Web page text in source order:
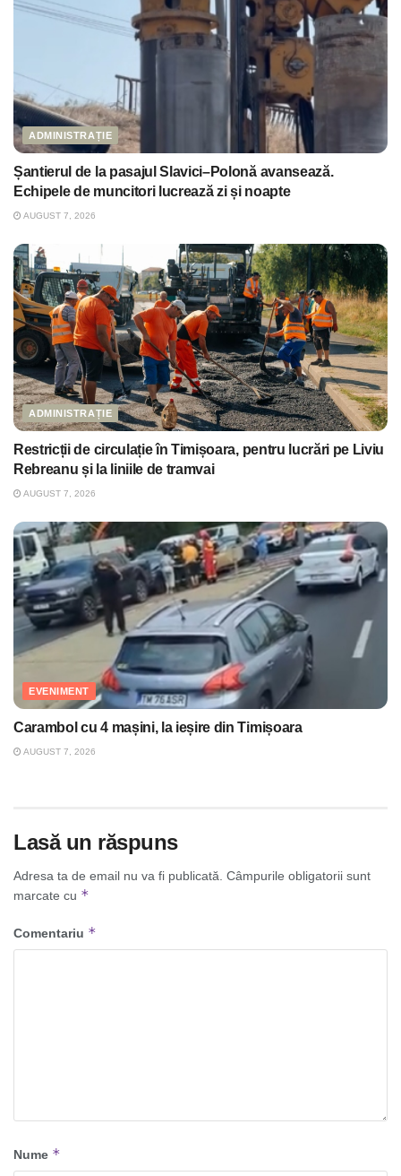
ADMINISTRAȚIE
Șantierul de la pasajul Slavici–Polonă avansează.
Echipele de muncitori lucrează zi și noapte
AUGUST 7, 2026
ADMINISTRAȚIE
Restricții de circulație în Timișoara, pentru lucrări pe Liviu
Rebreanu și la liniile de tramvai
AUGUST 7, 2026
EVENIMENT
Carambol cu 4 mașini, la ieșire din Timișoara
AUGUST 7, 2026
Lasă un răspuns
Adresa ta de email nu va fi publicată. Câmpurile obligatorii sunt
marcate cu *
Comentariu *
Nume *